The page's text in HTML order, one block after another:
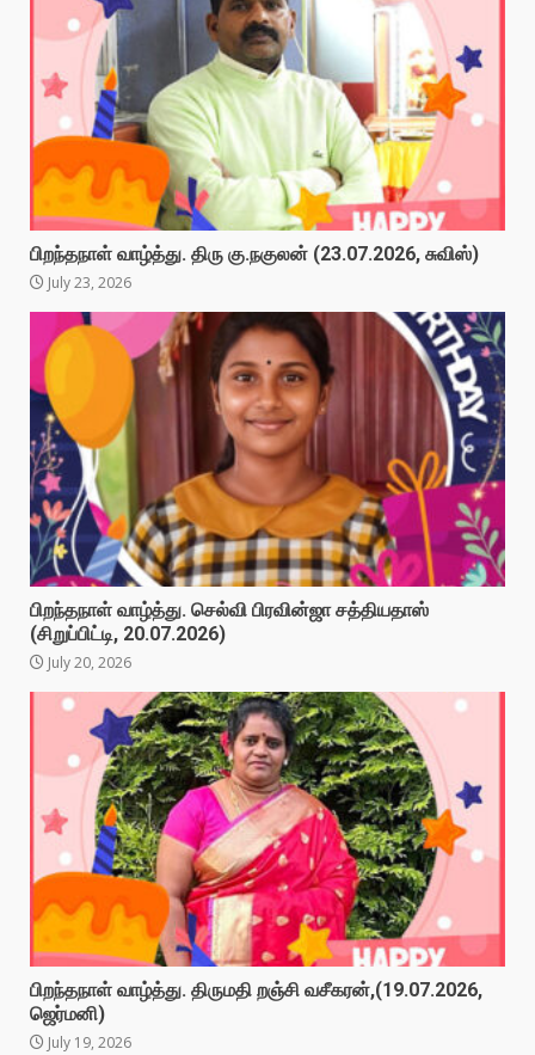
பிறந்தநாள் வாழ்த்து. திரு கு.நகுலன் (23.07.2026, சுவிஸ்)
July 23, 2026
பிறந்தநாள் வாழ்த்து. செல்வி பிரவின்ஜா சத்தியதாஸ்
(சிறுப்பிட்டி, 20.07.2026)
July 20, 2026
பிறந்தநாள் வாழ்த்து. திருமதி றஞ்சி வசீகரன்,(19.07.2026,
ஜெர்மனி)
July 19, 2026